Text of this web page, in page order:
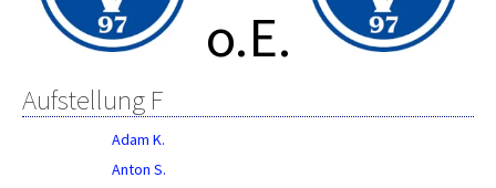
o.E.
Aufstellung F
Adam K.
Anton S.